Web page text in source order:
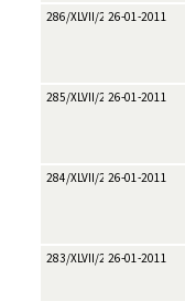
286/XLVII/201126-01-2011
285/XLVII/201126-01-2011
284/XLVII/201126-01-2011
283/XLVII/201126-01-2011